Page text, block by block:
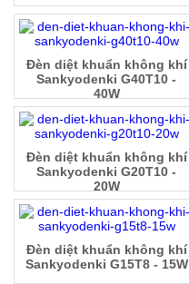
Đèn diệt khuẩn không khí
Sankyodenki G40T10 -
40W
Đèn diệt khuẩn không khí
Sankyodenki G20T10 -
20W
Đèn diệt khuẩn không khí
Sankyodenki G15T8 - 15W